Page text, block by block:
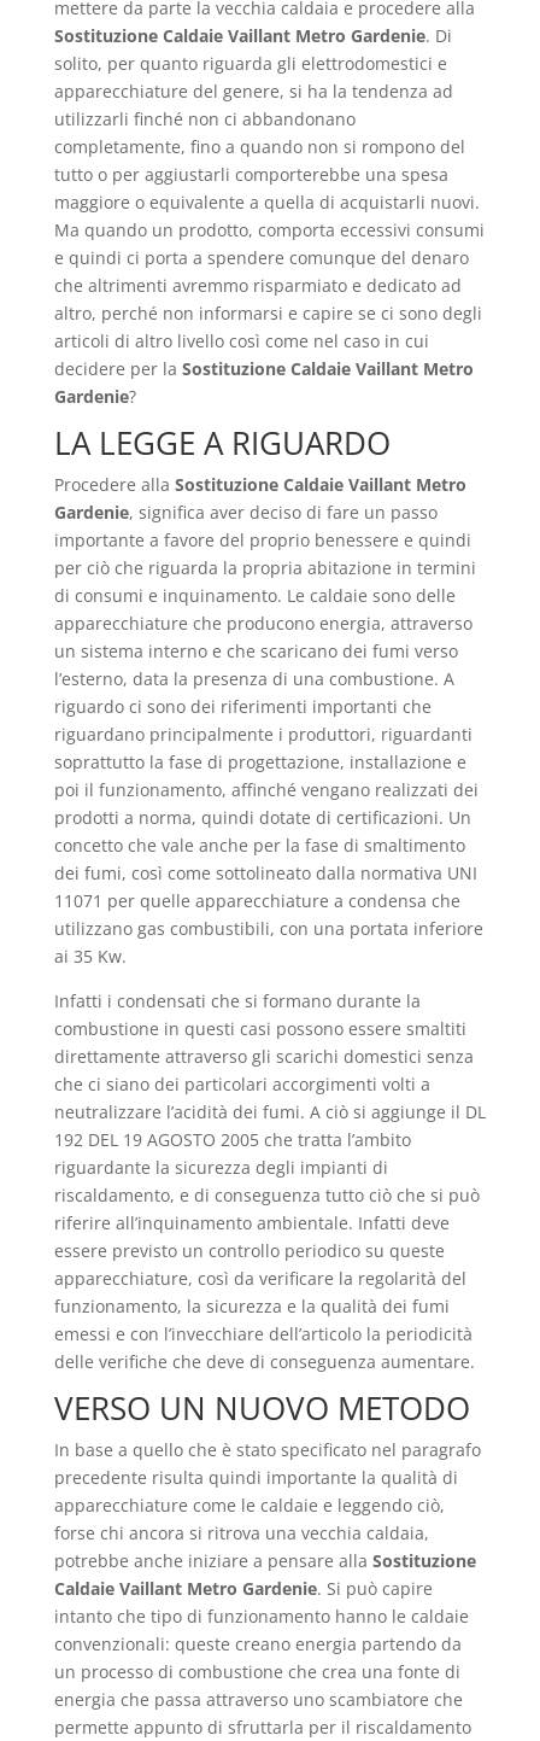
mettere da parte la vecchia caldaia e procedere alla
Sostituzione Caldaie Vaillant Metro Gardenie. Di
solito, per quanto riguarda gli elettrodomestici e
apparecchiature del genere, si ha la tendenza ad
utilizzarli finché non ci abbandonano
completamente, fino a quando non si rompono del
tutto o per aggiustarli comporterebbe una spesa
maggiore o equivalente a quella di acquistarli nuovi.
Ma quando un prodotto, comporta eccessivi consumi
e quindi ci porta a spendere comunque del denaro
che altrimenti avremmo risparmiato e dedicato ad
altro, perché non informarsi e capire se ci sono degli
articoli di altro livello così come nel caso in cui
decidere per la Sostituzione Caldaie Vaillant Metro
Gardenie?
LA LEGGE A RIGUARDO
Procedere alla Sostituzione Caldaie Vaillant Metro
Gardenie, significa aver deciso di fare un passo
importante a favore del proprio benessere e quindi
per ciò che riguarda la propria abitazione in termini
di consumi e inquinamento. Le caldaie sono delle
apparecchiature che producono energia, attraverso
un sistema interno e che scaricano dei fumi verso
l’esterno, data la presenza di una combustione. A
riguardo ci sono dei riferimenti importanti che
riguardano principalmente i produttori, riguardanti
soprattutto la fase di progettazione, installazione e
poi il funzionamento, affinché vengano realizzati dei
prodotti a norma, quindi dotate di certificazioni. Un
concetto che vale anche per la fase di smaltimento
dei fumi, così come sottolineato dalla normativa UNI
11071 per quelle apparecchiature a condensa che
utilizzano gas combustibili, con una portata inferiore
ai 35 Kw.
Infatti i condensati che si formano durante la
combustione in questi casi possono essere smaltiti
direttamente attraverso gli scarichi domestici senza
che ci siano dei particolari accorgimenti volti a
neutralizzare l’acidità dei fumi. A ciò si aggiunge il DL
192 DEL 19 AGOSTO 2005 che tratta l’ambito
riguardante la sicurezza degli impianti di
riscaldamento, e di conseguenza tutto ciò che si può
riferire all’inquinamento ambientale. Infatti deve
essere previsto un controllo periodico su queste
apparecchiature, così da verificare la regolarità del
funzionamento, la sicurezza e la qualità dei fumi
emessi e con l’invecchiare dell’articolo la periodicità
delle verifiche che deve di conseguenza aumentare.
VERSO UN NUOVO METODO
In base a quello che è stato specificato nel paragrafo
precedente risulta quindi importante la qualità di
apparecchiature come le caldaie e leggendo ciò,
forse chi ancora si ritrova una vecchia caldaia,
potrebbe anche iniziare a pensare alla Sostituzione
Caldaie Vaillant Metro Gardenie. Si può capire
intanto che tipo di funzionamento hanno le caldaie
convenzionali: queste creano energia partendo da
un processo di combustione che crea una fonte di
energia che passa attraverso uno scambiatore che
permette appunto di sfruttarla per il riscaldamento